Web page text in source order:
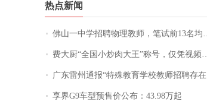
热点新闻
佛山一中学招聘物理教师，笔试前13名均遭淘汰？教育局：已叫停招聘，成立调查组全面核查
费大厨“全国小炒肉大王”称号，仅凭视频评出？中国烹饪协会回应
广东雷州通报“特殊教育学校教师招聘存在违规行为”：已启动问责程序 副校长被停职
享界G9车型预售价公布：43.98万起